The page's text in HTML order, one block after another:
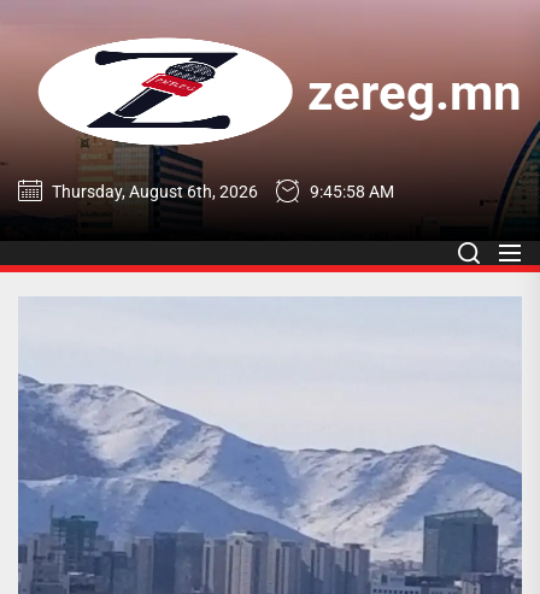
content
zereg.mn
zereg.mn
Thursday, August 6th, 2026 9:45:59 AM